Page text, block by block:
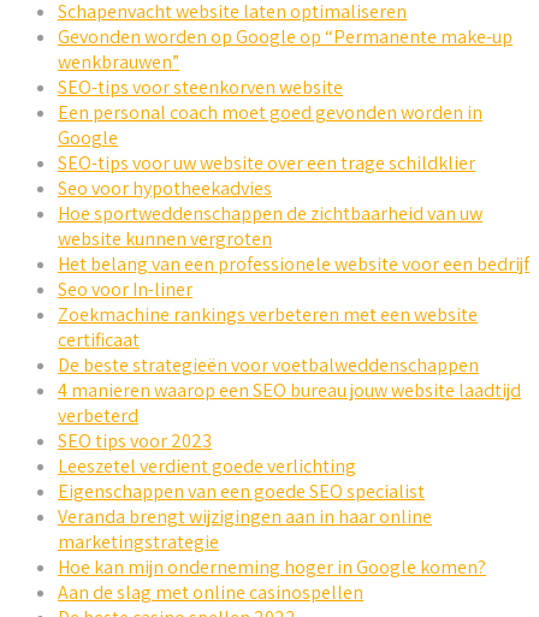
Schapenvacht website laten optimaliseren
Gevonden worden op Google op “Permanente make-up
wenkbrauwen”
SEO-tips voor steenkorven website
Een personal coach moet goed gevonden worden in
Google
SEO-tips voor uw website over een trage schildklier
Seo voor hypotheekadvies
Hoe sportweddenschappen de zichtbaarheid van uw
website kunnen vergroten
Het belang van een professionele website voor een bedrijf
Seo voor In-liner
Zoekmachine rankings verbeteren met een website
certificaat
De beste strategieën voor voetbalweddenschappen
4 manieren waarop een SEO bureau jouw website laadtijd
verbeterd
SEO tips voor 2023
Leeszetel verdient goede verlichting
Eigenschappen van een goede SEO specialist
Veranda brengt wijzigingen aan in haar online
marketingstrategie
Hoe kan mijn onderneming hoger in Google komen?
Aan de slag met online casinospellen